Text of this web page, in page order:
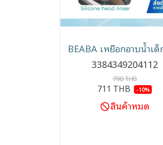
3384349204112
790 THB
711 THB -10%
สินค้าหมด